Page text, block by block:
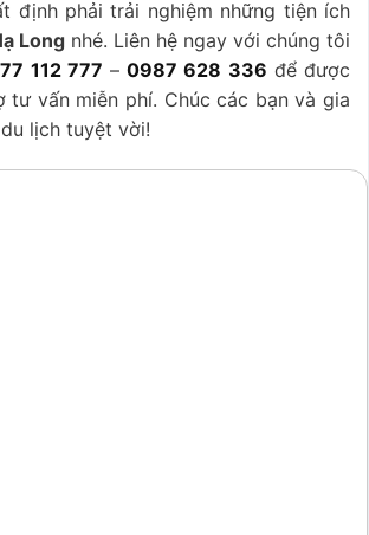
định phải trải nghiệm những tiện ích
Long nhé. Liên hệ ngay với chúng tôi
112 777 –0987 628 336 để được
tư vấn miễn phí. Chúc các bạn và gia
lịch tuyệt vời!